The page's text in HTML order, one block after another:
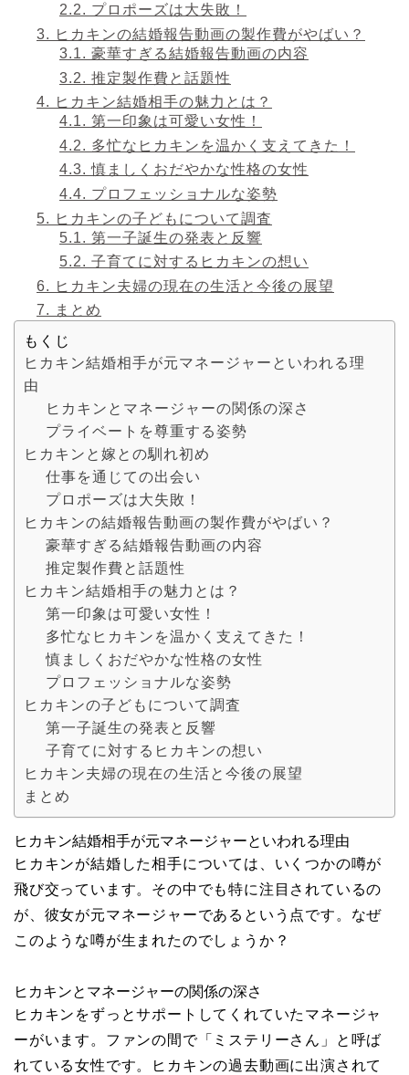
2.2. プロポーズは大失敗！
3. ヒカキンの結婚報告動画の製作費がやばい？
3.1. 豪華すぎる結婚報告動画の内容
3.2. 推定製作費と話題性
4. ヒカキン結婚相手の魅力とは？
4.1. 第一印象は可愛い女性！
4.2. 多忙なヒカキンを温かく支えてきた！
4.3. 慎ましくおだやかな性格の女性
4.4. プロフェッショナルな姿勢
5. ヒカキンの子どもについて調査
5.1. 第一子誕生の発表と反響
5.2. 子育てに対するヒカキンの想い
6. ヒカキン夫婦の現在の生活と今後の展望
7. まとめ
もくじ
ヒカキン結婚相手が元マネージャーといわれる理
由
ヒカキンとマネージャーの関係の深さ
プライベートを尊重する姿勢
ヒカキンと嫁との馴れ初め
仕事を通じての出会い
プロポーズは大失敗！
ヒカキンの結婚報告動画の製作費がやばい？
豪華すぎる結婚報告動画の内容
推定製作費と話題性
ヒカキン結婚相手の魅力とは？
第一印象は可愛い女性！
多忙なヒカキンを温かく支えてきた！
慎ましくおだやかな性格の女性
プロフェッショナルな姿勢
ヒカキンの子どもについて調査
第一子誕生の発表と反響
子育てに対するヒカキンの想い
ヒカキン夫婦の現在の生活と今後の展望
まとめ
ヒカキン結婚相手が元マネージャーといわれる理由
ヒカキンが結婚した相手については、いくつかの噂が
飛び交っています。その中でも特に注目されているの
が、彼女が元マネージャーであるという点です。なぜ
このような噂が生まれたのでしょうか？
ヒカキンとマネージャーの関係の深さ
ヒカキンをずっとサポートしてくれていたマネージャ
ーがいます。ファンの間で「ミステリーさん」と呼ば
れている女性です。ヒカキンの過去動画に出演されて